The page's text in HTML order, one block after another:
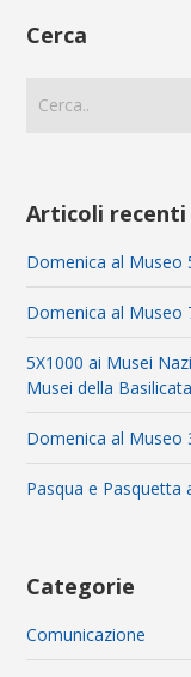
Cerca
Articoli recenti
Domenica al Museo
Domenica al Museo
5X1000 ai Musei
Musei della Basilicata
Domenica al Museo
Pasqua e Pasquetta
Categorie
Comunicazione